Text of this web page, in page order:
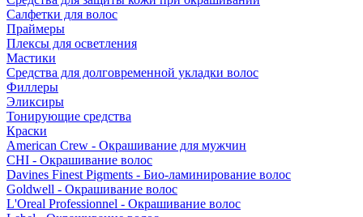
Салфетки для волос
Праймеры
Плексы для осветления
Мастики
Средства для долговременной укладки волос
Филлеры
Эликсиры
Тонирующие средства
Краски
American Crew - Окрашивание для мужчин
CHI - Окрашивание волос
Davines Finest Pigments - Био-ламинирование волос
Goldwell - Окрашивание волос
L'Oreal Professionnel - Окрашивание волос